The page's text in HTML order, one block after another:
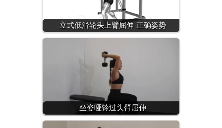
立式低滑轮头上臂屈伸 正确姿势
坐姿哑铃过头臂屈伸